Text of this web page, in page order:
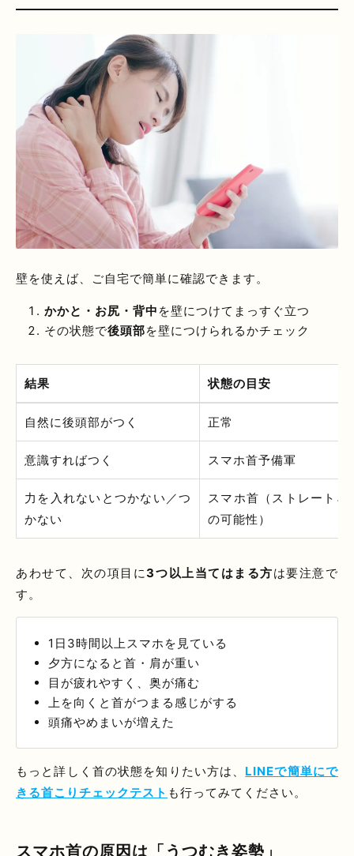
壁を使えば、ご自宅で簡単に確認できます。
かかと・お尻・背中 を壁につけてまっすぐ立つ
その状態で後頭部を壁につけられるかチェック
結果 状態の目安
自然に後頭部がつく 正常
意識すればつく スマホ首予備軍
力を入れないとつかない／つ
かない
スマホ首（ストレートネ
の可能性）
あわせて、次の項目に3つ以上当てはまる方は要注意で
す。
1日3時間以上スマホを見ている
夕方になると首・肩が重い
目が疲れやすく、奥が痛む
上を向くと首がつまる感じがする
頭痛やめまいが増えた
もっと詳しく首の状態を知りたい方は、 LINEで簡単にで
きる首こりチェックテスト も行ってみてください。
スマホ首の原因は「うつむき姿勢」